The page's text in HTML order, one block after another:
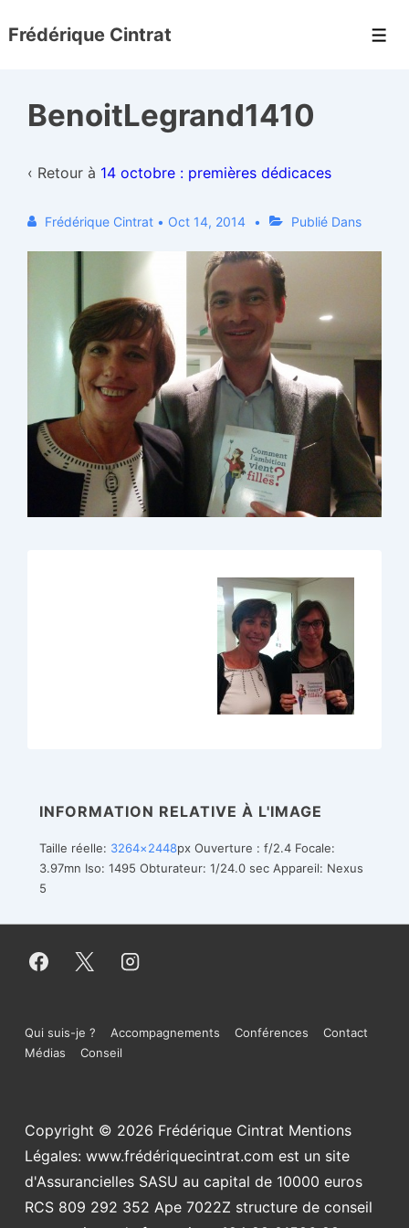
passer
principal
Frédérique Cintrat
BenoitLegrand1410
‹ Retour à 14 octobre : premières dédicaces
Frédérique Cintrat • Oct 14, 2014 Publié Dans
INFORMATION RELATIVE À L'IMAGE
Taille réelle: 3264×2448px Ouverture : f/2.4 Focale:
3.97mn Iso: 1495 Obturateur: 1/24.0 sec Appareil: Nexus
5
Menu
de
page
Qui suis-je ? Accompagnements Conférences
Contact
Médias
Conseil
Copyright © 2026 Frédérique Cintrat Mentions
Légales: www.frédériquecintrat.com est un site
d'Assurancielles SASU au capital de 10000 euros
RCS 809 292 352 Ape 7022Z structure de conseil